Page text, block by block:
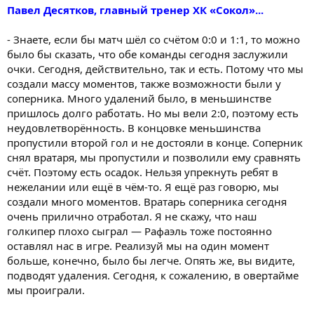
Павел Десятков, главный тренер ХК «Сокол»...
- Знаете, если бы матч шёл со счётом 0:0 и 1:1, то можно
было бы сказать, что обе команды сегодня заслужили
очки. Сегодня, действительно, так и есть. Потому что мы
создали массу моментов, также возможности были у
соперника. Много удалений было, в меньшинстве
пришлось долго работать. Но мы вели 2:0, поэтому есть
неудовлетворённость. В концовке меньшинства
пропустили второй гол и не достояли в конце. Соперник
снял вратаря, мы пропустили и позволили ему сравнять
счёт. Поэтому есть осадок. Нельзя упрекнуть ребят в
нежелании или ещё в чём-то. Я ещё раз говорю, мы
создали много моментов. Вратарь соперника сегодня
очень прилично отработал. Я не скажу, что наш
голкипер плохо сыграл — Рафаэль тоже постоянно
оставлял нас в игре. Реализуй мы на один момент
больше, конечно, было бы легче. Опять же, вы видите,
подводят удаления. Сегодня, к сожалению, в овертайме
мы проиграли.